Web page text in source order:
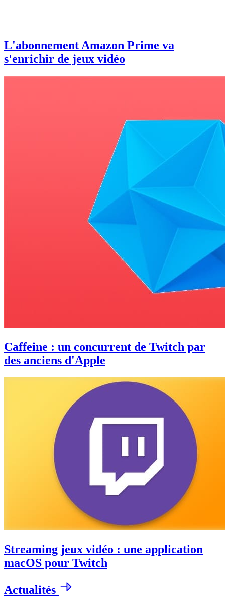
L'abonnement Amazon Prime va
s'enrichir de jeux vidéo
Caffeine : un concurrent de Twitch par
des anciens d'Apple
Streaming jeux vidéo : une application
macOS pour Twitch
Actualités